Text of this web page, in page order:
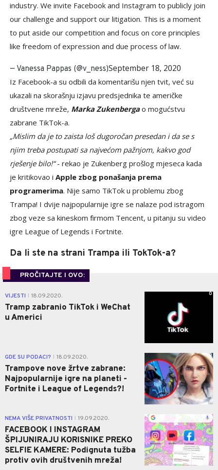
industry. We invite Facebook and Instagram to publicly join
our challenge and support our litigation. This is a moment
to put aside our competition and focus on core principles
like freedom of expression and due process of law.
— Vanessa Pappas (@v_ness)September 18, 2020
Iz Facebook-a su odbili da komentarišu njen tvit, već su
ukazali na skorašnju izjavu predsjednika te američke
društvene mreže, Marka Zukenbergao mogućstvu
zabrane TikTok-a.
„Mislim da je to zaista loš dugoročan presedan i da se s
njim treba postupati sa najvećom pažnjom, kakvo god
rješenje bilo!“- rekao je Zukenberg prošlog mjeseca kada
je kritikovao i Apple zbog ponašanja prema
programerima. Nije samo TikTok u problemu zbog
Trampa! I dvije najpopularnije igre se nalaze pod istragom
zbog veze sa kineskom firmom Tencent, u pitanju su video
igre League of Legends i Fortnite.
Da li ste na strani Trampa ili TokTok-a?
PROČITAJTE I OVO:
VIJESTI 18.09.2020.
Tramp zabranio TikTok i WeChat
u Americi
0
GDE SU PODACI? 18.09.2020.
Trampove nove žrtve zabrane:
Najpopularnije igre na planeti -
Fortnite i League of Legends?!
0
NEMA VIŠE PRIVATNOSTI 19.09.2020.
FACEBOOK I INSTAGRAM
ŠPIJUNIRAJU KORISNIKE PREKO
SELFIE KAMERE: Podignuta tužba
protiv ovih društvenih mreža!
0